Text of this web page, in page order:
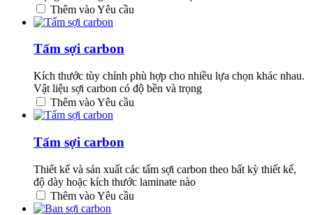
Thêm vào Yêu cầu
Tấm sợi carbon
Kích thước tùy chỉnh phù hợp cho nhiều lựa chọn khác nhau.
Vật liệu sợi carbon có độ bền và trọng
Thêm vào Yêu cầu
Tấm sợi carbon
Thiết kế và sản xuất các tấm sợi carbon theo bất kỳ thiết kế,
độ dày hoặc kích thước laminate nào
Thêm vào Yêu cầu